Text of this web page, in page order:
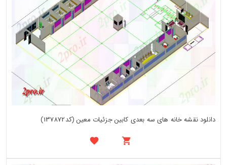
دانلود نقشه خانه های سه بعدی کابین جزئیات معین (کد137872)